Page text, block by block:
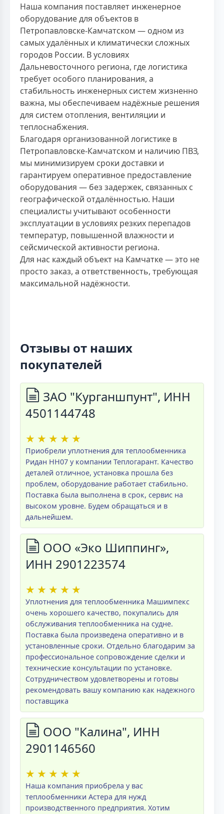
Наша компания поставляет инженерное
оборудование для объектов в
Петропавловске-Камчатском — одном из
самых удалённых и климатически сложных
городов России. В условиях
Дальневосточного региона, где логистика
требует особого планирования, а
стабильность инженерных систем жизненно
важна, мы обеспечиваем надёжные решения
для систем отопления, вентиляции и
теплоснабжения.
Благодаря организованной логистике в
Петропавловске-Камчатском и наличию ПВЗ,
мы минимизируем сроки доставки и
гарантируем оперативное предоставление
оборудования — без задержек, связанных с
географической отдалённостью. Наши
специалисты учитывают особенности
эксплуатации в условиях резких перепадов
температур, повышенной влажности и
сейсмической активности региона.
Для нас каждый объект на Камчатке — это не
просто заказ, а ответственность, требующая
максимальной надёжности.
Отзывы от наших
покупателей
ЗАО "Курганшпунт", ИНН
4501144748
★ ★ ★ ★ ★
Приобрели уплотнения для теплообменника
Ридан НН07 у компании Теплогарант. Качество
деталей отличное, установка прошла без
проблем, оборудование работает стабильно.
Поставка была выполнена в срок, сервис на
высоком уровне. Будем обращаться и в
дальнейшем.
ООО «Эко Шиппинг»,
ИНН 2901223574
★ ★ ★ ★ ★
Уплотнения для теплообменника Машимпекс
очень хорошего качество, покупались для
обслуживания теплообменника на судне.
Поставка была произведена оперативно и в
установленные сроки. Отдельно благодарим за
профессиональное сопровождение сделки и
технические консультации по установке.
Сотрудничеством удовлетворены и готовы
рекомендовать вашу компанию как надежного
поставщика
ООО "Калина", ИНН
2901146560
★ ★ ★ ★ ★
Наша компания приобрела у вас
теплообменники Астера для нужд
производственного предприятия. Хотим